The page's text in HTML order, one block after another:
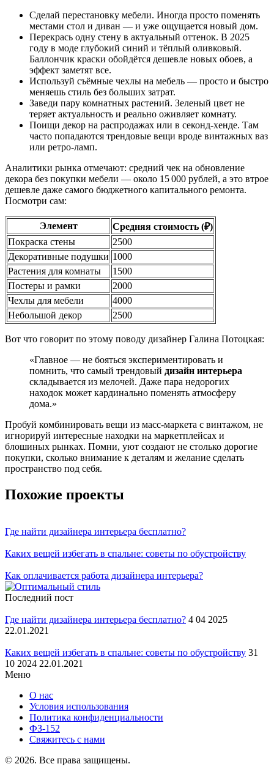
Сделай перестановку мебели. Иногда просто поменять
местами стол и диван — и уже ощущается новый дом.
Перекрась одну стену в актуальный оттенок. В 2025
году в моде глубокий синий и тёплый оливковый.
Баллончик краски обойдётся дешевле новых обоев, а
эффект заметят все.
Используй съёмные чехлы на мебель — просто и быстро
меняешь стиль без больших затрат.
Заведи пару комнатных растений. Зеленый цвет не
теряет актуальность и реально оживляет комнату.
Поищи декор на распродажах или в секонд-хенде. Там
часто попадаются трендовые вещи вроде винтажных ваз
или ретро-ламп.
Аналитики рынка отмечают: средний чек на обновление
декора без покупки мебели — около 15 000 рублей, а это втрое
дешевле даже самого бюджетного капитального ремонта.
Посмотри сам:
Элемент
Средняя стоимость (₽)
Покраска стены
2500
Декоративные подушки 1000
Растения для комнаты
1500
Постеры и рамки
2000
Чехлы для мебели
4000
Небольшой декор
2500
Вот что говорит по этому поводу дизайнер Галина Потоцкая:
«Главное — не бояться экспериментировать и
помнить, что самый трендовый дизайн интерьера
складывается из мелочей. Даже пара недорогих
находок может кардинально поменять атмосферу
дома.»
Пробуй комбинировать вещи из масс-маркета с винтажом, не
игнорируй интересные находки на маркетплейсах и
блошиных рынках. Помни, уют создают не столько дорогие
покупки, сколько внимание к деталям и желание сделать
пространство под себя.
Похожие проекты
Где найти дизайнера интерьера бесплатно?
Каких вещей избегать в спальне: советы по обустройству
Как оплачивается работа дизайнера интерьера?
Последний пост
Где найти дизайнера интерьера бесплатно? 4 04 2025
22.01.2021
Каких вещей избегать в спальне: советы по обустройству 31
10 2024 22.01.2021
Меню
О нас
Условия использования
Политика конфиденциальности
ФЗ-152
Свяжитесь с нами
© 2026. Все права защищены.